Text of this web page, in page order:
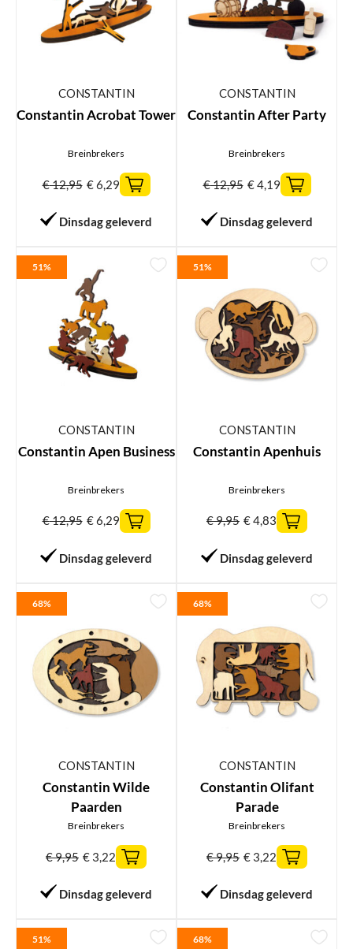
CONSTANTIN
Constantin Acrobat Tower
Breinbrekers
€12,95 €6,29
Dinsdag geleverd
CONSTANTIN
Constantin After Party
Breinbrekers
€12,95 €4,19
Dinsdag geleverd
51%
CONSTANTIN
Constantin Apen Business
Breinbrekers
€12,95 €6,29
Dinsdag geleverd
51%
CONSTANTIN
Constantin Apenhuis
Breinbrekers
€9,95 €4,83
Dinsdag geleverd
68%
CONSTANTIN
Constantin Wilde
Paarden
Breinbrekers
€9,95 € 3,22
Dinsdag geleverd
68%
CONSTANTIN
Constantin Olifant
Parade
Breinbrekers
€9,95 € 3,22
Dinsdag geleverd
51% 68%